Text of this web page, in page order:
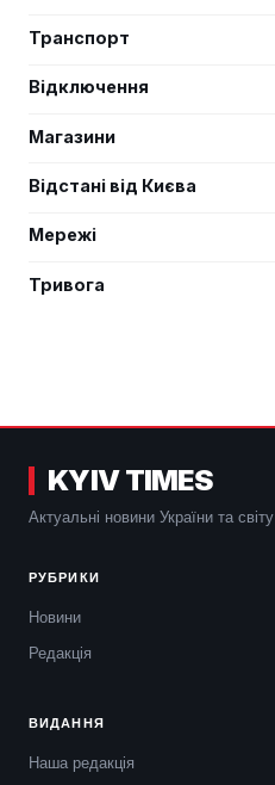
Транспорт
Відключення
Магазини
Відстані від Києва
Мережі
Тривога
KYIV TIMES
Актуальні новини України та світу
РУБРИКИ
Новини
Редакція
ВИДАННЯ
Наша редакція